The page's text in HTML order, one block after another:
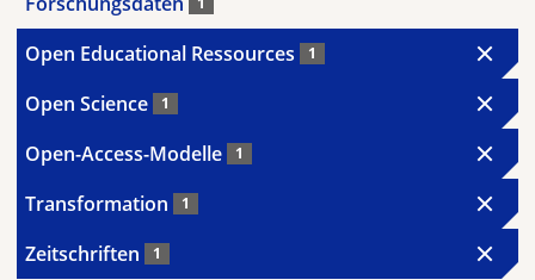
Open Educational Ressources 1
Open Science 1
Open-Access-Modelle 1
Transformation 1
Zeitschriften 1